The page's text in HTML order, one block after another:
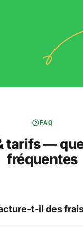
FAQ
tarifs —
fréquentes
t-il des